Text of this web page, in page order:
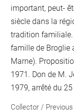
important, peut-
siècle dans la
tradition
famille de Broglie
Marne).
1971. Don de M.
1979, arrêté du
Collector /